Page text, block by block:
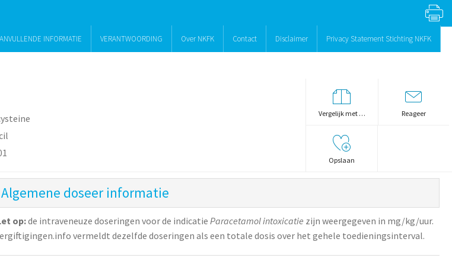
INFORMATIE VERANTWOORDING Over NKFK Contact Disclaimer Privacy Statement Stichting NKFK
Vergelijk met … Reageer
Opslaan
Algemene doseer informatie
op:de intraveneuze doseringen voor de indicatie Paracetamol intoxicatie zijn weergegeven in mg/kg/uur.
vermeldt dezelfde doseringen als een totale dosis over het gehele toedieningsinterval.